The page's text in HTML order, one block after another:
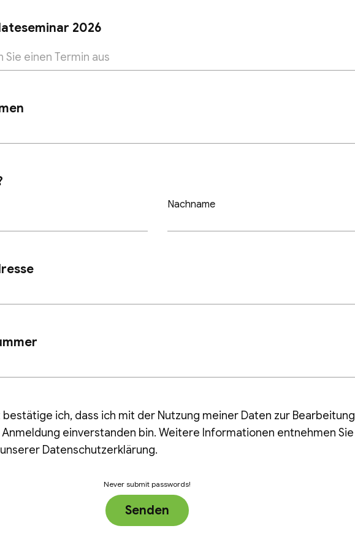
2026
Nachname
bestätige ich, dass ich mit der Nutzung meiner Daten zur Bearbeitung
einverstanden bin. Weitere Informationen entnehmen Sie
Datenschutzerklärung.
Never submit passwords!
Senden